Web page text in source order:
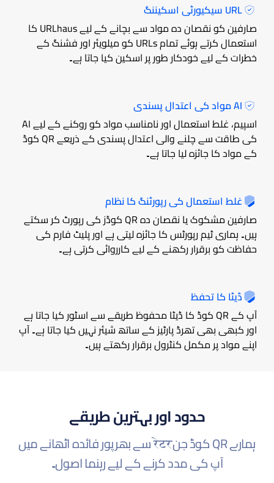
URL سیکیورٹی اسکیننگ
صارفین کو نقصان دہ مواد سے بچانے کے لیے URLhaus کا
استعمال کرتے ہوئے تمام URLs کو میلویئر اور فشنگ کے
خطرات کے لیے خودکار طور پر اسکین کیا جاتا ہے۔
AI مواد کی اعتدال پسندی
اسپیم، غلط استعمال اور نامناسب مواد کو روکنے کے لیے AI
کی طاقت سے چلنے والی اعتدال پسندی کے ذریعے QR کوڈ
کے مواد کا جائزہ لیا جاتا ہے۔
غلط استعمال کی رپورٹنگ کا نظام
صارفین مشکوک یا نقصان دہ QR کوڈز کی رپورٹ کر سکتے
ہیں۔ ہماری ٹیم رپورٹس کا جائزہ لیتی ہے اور پلیٹ فارم کی
حفاظت کو برقرار رکھنے کے لیے کارروائی کرتی ہے۔
ڈیٹا کا تحفظ
آپ کے QR کوڈ کا ڈیٹا محفوظ طریقے سے اسٹور کیا جاتا ہے
اور کبھی بھی تھرڈ پارٹیز کے ساتھ شیئر نہیں کیا جاتا ہے۔ آپ
اپنے مواد پر مکمل کنٹرول برقرار رکھتے ہیں۔
حدود اور بہترین طریقے
ہمارے QR کوڈ جنरेटर سے بھرپور فائدہ اٹھانے میں
آپ کی مدد کرنے کے لیے رہنما اصول۔